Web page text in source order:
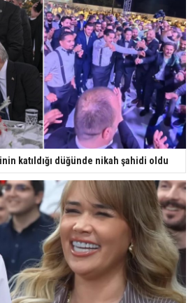
katıldığı düğünde nikah şahidi oldu